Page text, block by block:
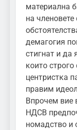
материална
на членовете
демагогия
стигнат и да
които
центристка
правим
Впрочем вие
НДСВ
номадство и